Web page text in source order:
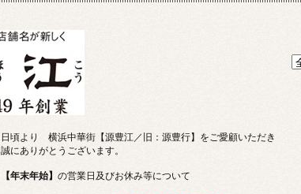
日頃より 横浜中華街【源豊江／旧：源豊行】をご愛顧いただき
誠にありがとうございます。
【年末年始】 の営業日及びお休み等について